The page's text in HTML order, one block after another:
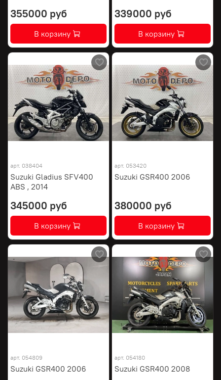
355000 руб
В корзину
339000 руб
В корзину
арт. 038404
Suzuki Gladius SFV400
ABS , 2014
345000 руб
В корзину
арт. 053420
Suzuki GSR400 2006
380000 руб
В корзину
арт. 054809
Suzuki GSR400 2006
арт. 054180
Suzuki GSR400 2008